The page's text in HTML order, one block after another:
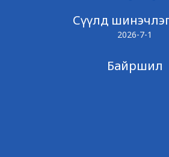
Сүүлд
2026-7-1
Байршил